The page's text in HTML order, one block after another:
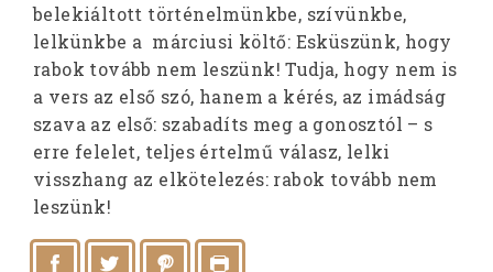
belekiáltott történelmünkbe, szívünkbe,
lelkünkbe a márciusi költő: Esküszünk, hogy
rabok tovább nem leszünk! Tudja, hogy nem is
a vers az első szó, hanem a kérés, az imádság
szava az első: szabadíts meg a gonosztól – s
erre felelet, teljes értelmű válasz, lelki
visszhang az elkötelezés: rabok tovább nem
leszünk!